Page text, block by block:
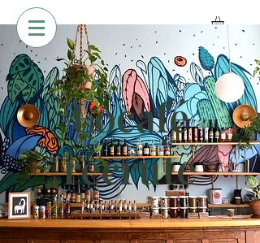
Locafé
recrute